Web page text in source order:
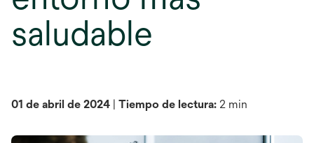
saludable
01 de abril de 2024 | Tiempo de lectura: 2 min